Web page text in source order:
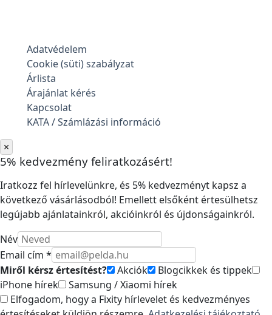
Adatvédelem
Cookie (süti) szabályzat
Árlista
Árajánlat kérés
Kapcsolat
KATA / Számlázási információ
×
5% kedvezmény feliratkozásért!
Iratkozz fel hírlevelünkre, és 5% kedvezményt kapsz a
következő vásárlásodból! Emellett elsőként értesülhetsz
legújabb ajánlatainkról, akcióinkról és újdonságainkról.
Név
Email cím *
Miről kérsz értesítést?
Akciók
Blogcikkek és tippek
iPhone hírek
Samsung / Xiaomi hírek
Elfogadom, hogy a Fixity hírlevelet és kedvezményes